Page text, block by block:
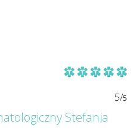
5/5
Stefania